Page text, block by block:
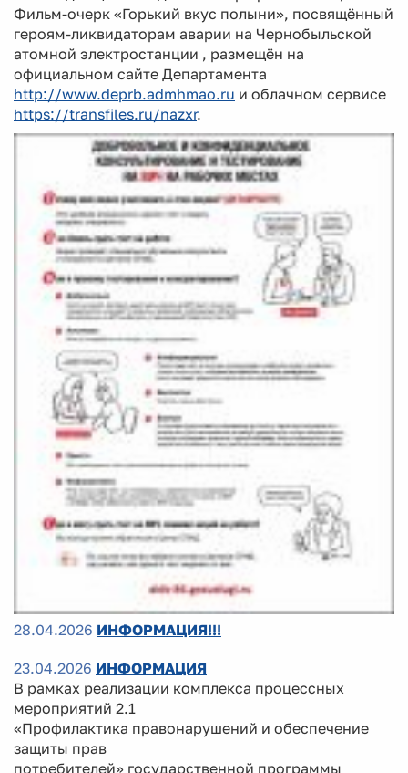
Фильм-очерк «Горький вкус полыни», посвящённый
героям-ликвидаторам аварии на Чернобыльской
атомной электростанции , размещён на
официальном сайте Департамента
http://www.deprb.admhmao.ru и облачном сервисе
https://transfiles.ru/nazxr.
28.04.2026 ИНФОРМАЦИЯ!!!
23.04.2026 ИНФОРМАЦИЯ
В рамках реализации комплекса процессных
мероприятий 2.1
«Профилактика правонарушений и обеспечение
защиты прав
потребителей» государственной программы